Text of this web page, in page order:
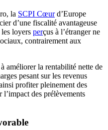
la SCPI Cœurd’Europe
d’une fiscalité avantageuse
loyers perçus à l’étranger ne
contrairement aux
améliorer la rentabilité nette de
pesant sur les revenus
profiter pleinement des
des prélèvements